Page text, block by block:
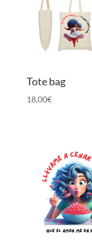
Tote bag
18,00€